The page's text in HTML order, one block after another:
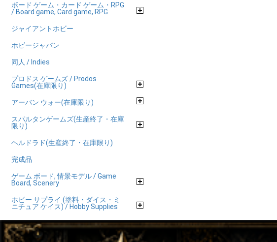
ボード ゲーム・カード ゲーム・RPG
/ Board game, Card game, RPG
ジャイアントホビー
ホビージャパン
同人 / Indies
プロドス ゲームズ / Prodos
Games(在庫限り)
アーバン ウォー(在庫限り)
スパルタンゲームズ(生産終了・在庫
限り)
ヘルドラド(生産終了・在庫限り)
完成品
ゲーム ボード, 情景モデル / Game
Board, Scenery
ホビー サプライ (塗料・ダイス・ミ
ニチュア ケイス) / Hobby Supplies